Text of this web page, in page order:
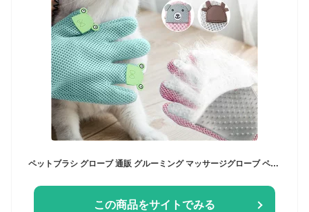
ペットブラシ グローブ 通販 グルーミング マッサージグローブ ペット ブラシ トリミング 右手用 グルーミンググローブ ペット用 抜け毛防止 抜け毛ケア 犬 猫 入浴 いぬ イヌ ネコ ねこ
この商品をサイトでみる